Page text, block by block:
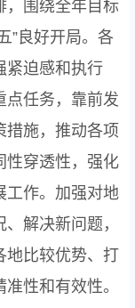
，围绕全年目标
”良好开局。各
紧迫感和执行
点任务，靠前发
措施，推动各项
性穿透性，强化
工作。加强对地
解决新问题，
地比较优势、打
性和有效性。